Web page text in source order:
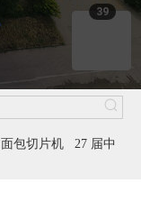
面包切片机
27 届中